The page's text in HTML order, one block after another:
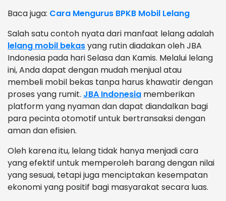
Baca juga: Cara Mengurus BPKB Mobil Lelang
Salah satu contoh nyata dari manfaat lelang adalah
lelang mobil bekasyang rutin diadakan oleh JBA
Indonesia pada hari Selasa dan Kamis. Melalui lelang
ini, Anda dapat dengan mudah menjual atau
membeli mobil bekas tanpa harus khawatir dengan
proses yang rumit. JBA Indonesia memberikan
platform yang nyaman dan dapat diandalkan bagi
para pecinta otomotif untuk bertransaksi dengan
aman dan efisien.
Oleh karena itu, lelang tidak hanya menjadi cara
yang efektif untuk memperoleh barang dengan nilai
yang sesuai, tetapi juga menciptakan kesempatan
ekonomi yang positif bagi masyarakat secara luas.